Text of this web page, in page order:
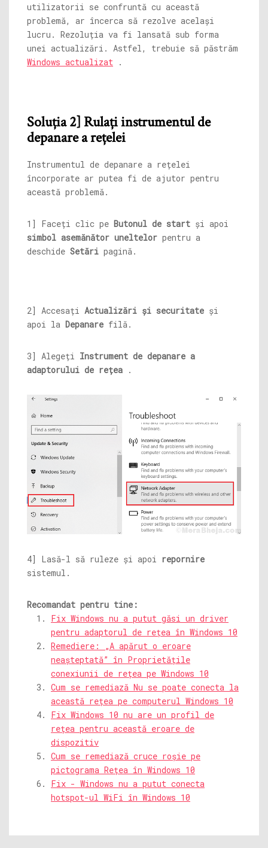
utilizatorii se confruntă cu această
problemă, ar încerca să rezolve același
lucru. Rezoluția va fi lansată sub forma
unei actualizări. Astfel, trebuie să păstrăm
Windows actualizat .
Soluția 2] Rulați instrumentul de
depanare a rețelei
Instrumentul de depanare a rețelei
încorporate ar putea fi de ajutor pentru
această problemă.
1] Faceți clic pe Butonul de start și apoi
simbol asemănător uneltelor pentru a
deschide Setări pagină.
2] Accesați Actualizări și securitate și
apoi la Depanare filă.
3] Alegeți Instrument de depanare a
adaptorului de rețea .
4] Lasă-l să ruleze și apoi repornire
sistemul.
Recomandat pentru tine:
Fix Windows nu a putut găsi un driver
pentru adaptorul de rețea în Windows 10
Remediere: „A apărut o eroare
neașteptată” în Proprietățile
conexiunii de rețea pe Windows 10
Cum se remediază Nu se poate conecta la
această rețea pe computerul Windows 10
Fix Windows 10 nu are un profil de
rețea pentru această eroare de
dispozitiv
Cum se remediază cruce roșie pe
pictograma Rețea în Windows 10
Fix - Windows nu a putut conecta
hotspot-ul WiFi în Windows 10